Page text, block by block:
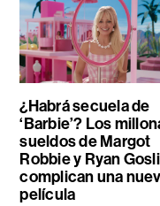
¿Habrá secuela de
‘Barbie’? Los
sueldos de Margot
Robbie y Ryan
complican una
película